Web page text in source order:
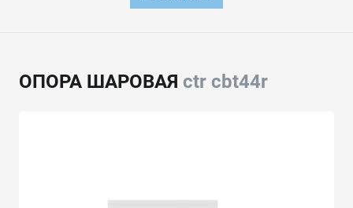
ОПОРА ШАРОВАЯ ctr cbt44r